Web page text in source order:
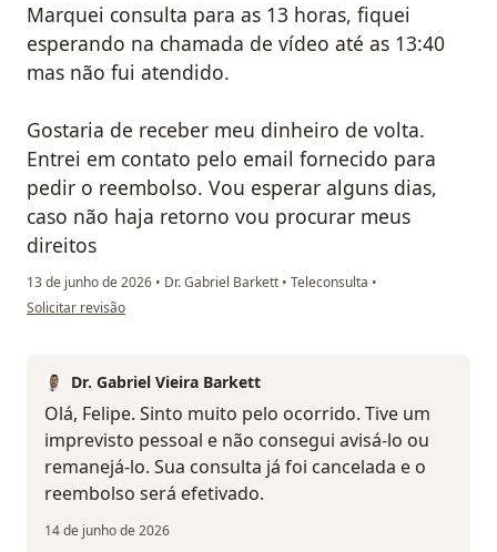
Marquei consulta para as 13 horas, fiquei
esperando na chamada de vídeo até as 13:40
mas não fui atendido.
Gostaria de receber meu dinheiro de volta.
Entrei em contato pelo email fornecido para
pedir o reembolso. Vou esperar alguns dias,
caso não haja retorno vou procurar meus
direitos
13 de junho de 2026 • Dr. Gabriel Barkett • Teleconsulta •
na opinião do utilizador Felipe Cherubin
Solicitar revisão
Dr. Gabriel Vieira Barkett
Olá, Felipe. Sinto muito pelo ocorrido. Tive um
imprevisto pessoal e não consegui avisá-lo ou
remanejá-lo. Sua consulta já foi cancelada e o
reembolso será efetivado.
14 de junho de 2026